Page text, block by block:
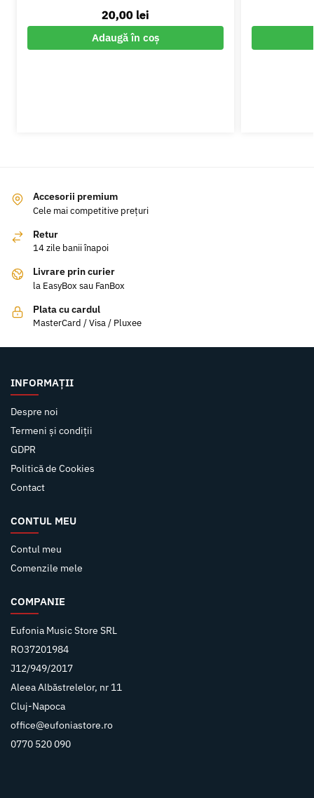
20,00 lei
Adaugă în coș
Accesorii premium
Cele mai competitive prețuri
Retur
14 zile banii înapoi
Livrare prin curier
la EasyBox sau FanBox
Plata cu cardul
MasterCard / Visa / Pluxee
INFORMAȚII
Despre noi
Termeni și condiții
GDPR
Politică de Cookies
Contact
CONTUL MEU
Contul meu
Comenzile mele
COMPANIE
Eufonia Music Store SRL
RO37201984
J12/949/2017
Aleea Albăstrelelor, nr 11
Cluj-Napoca
office@eufoniastore.ro
0770 520 090